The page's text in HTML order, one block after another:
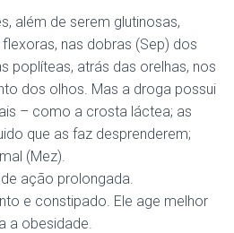
além de serem glutinosas,
nas dobras (Sep) dos
poplíteas, atrás das orelhas, nos
dos olhos. Mas a droga possui
– como a crosta láctea; as
que as faz desprenderem;
(Mez).
ação prolongada.
e constipado. Ele age melhor
a obesidade.